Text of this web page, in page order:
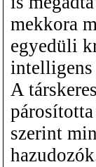
mekkora
egyedüli
intelligens
A
szerint